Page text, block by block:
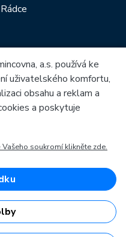
Rádce
konkurenceschopnost
rozvoj
a.s. používá ke
uživatelského komfortu,
obsahu a reklam a
a poskytuje
soukromí klikněte zde.